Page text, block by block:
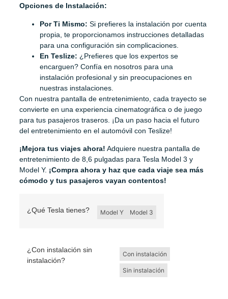
Opciones de Instalación:
Por Ti Mismo: Si prefieres la instalación por cuenta
propia, te proporcionamos instrucciones detalladas
para una configuración sin complicaciones.
En Teslize: ¿Prefieres que los expertos se
encarguen? Confía en nosotros para una
instalación profesional y sin preocupaciones en
nuestras instalaciones.
Con nuestra pantalla de entretenimiento, cada trayecto se
convierte en una experiencia cinematográfica o de juego
para tus pasajeros traseros. ¡Da un paso hacia el futuro
del entretenimiento en el automóvil con Teslize!
¡Mejora tus viajes ahora! Adquiere nuestra pantalla de
entretenimiento de 8,6 pulgadas para Tesla Model 3 y
Model Y. ¡Compra ahora y haz que cada viaje sea más
cómodo y tus pasajeros vayan contentos!
¿Qué Tesla tienes? Model Y Model 3
¿Con instalación sin
instalación?
Con instalación
Sin instalación